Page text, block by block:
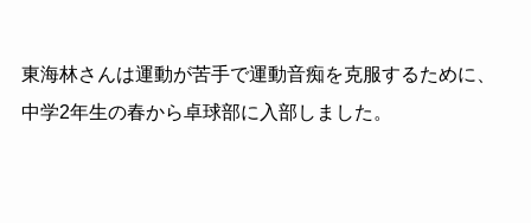
東海林さんは運動が苦手で運動音痴を克服するために、
中学2年生の春から卓球部に入部しました。